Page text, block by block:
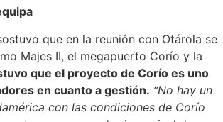
que en la reunión con Otárola se
Majes II, el megapuerto Corío y la
que el proyecto de Corío es uno
en cuanto a gestión. “No hay un
con las condiciones de Corío